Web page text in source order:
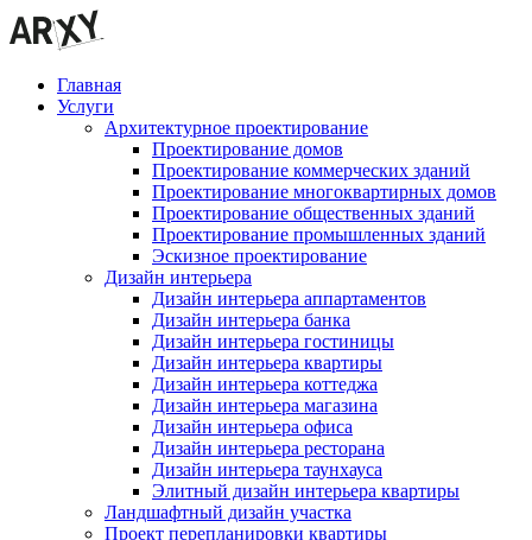
Главная
Услуги
Архитектурное проектирование
Проектирование домов
Проектирование коммерческих зданий
Проектирование многоквартирных домов
Проектирование общественных зданий
Проектирование промышленных зданий
Эскизное проектирование
Дизайн интерьера
Дизайн интерьера аппартаментов
Дизайн интерьера банка
Дизайн интерьера гостиницы
Дизайн интерьера квартиры
Дизайн интерьера коттеджа
Дизайн интерьера магазина
Дизайн интерьера офиса
Дизайн интерьера ресторана
Дизайн интерьера таунхауса
Элитный дизайн интерьера квартиры
Ландшафтный дизайн участка
Проект перепланировки квартиры